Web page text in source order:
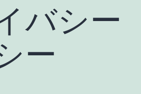
バシー
ー